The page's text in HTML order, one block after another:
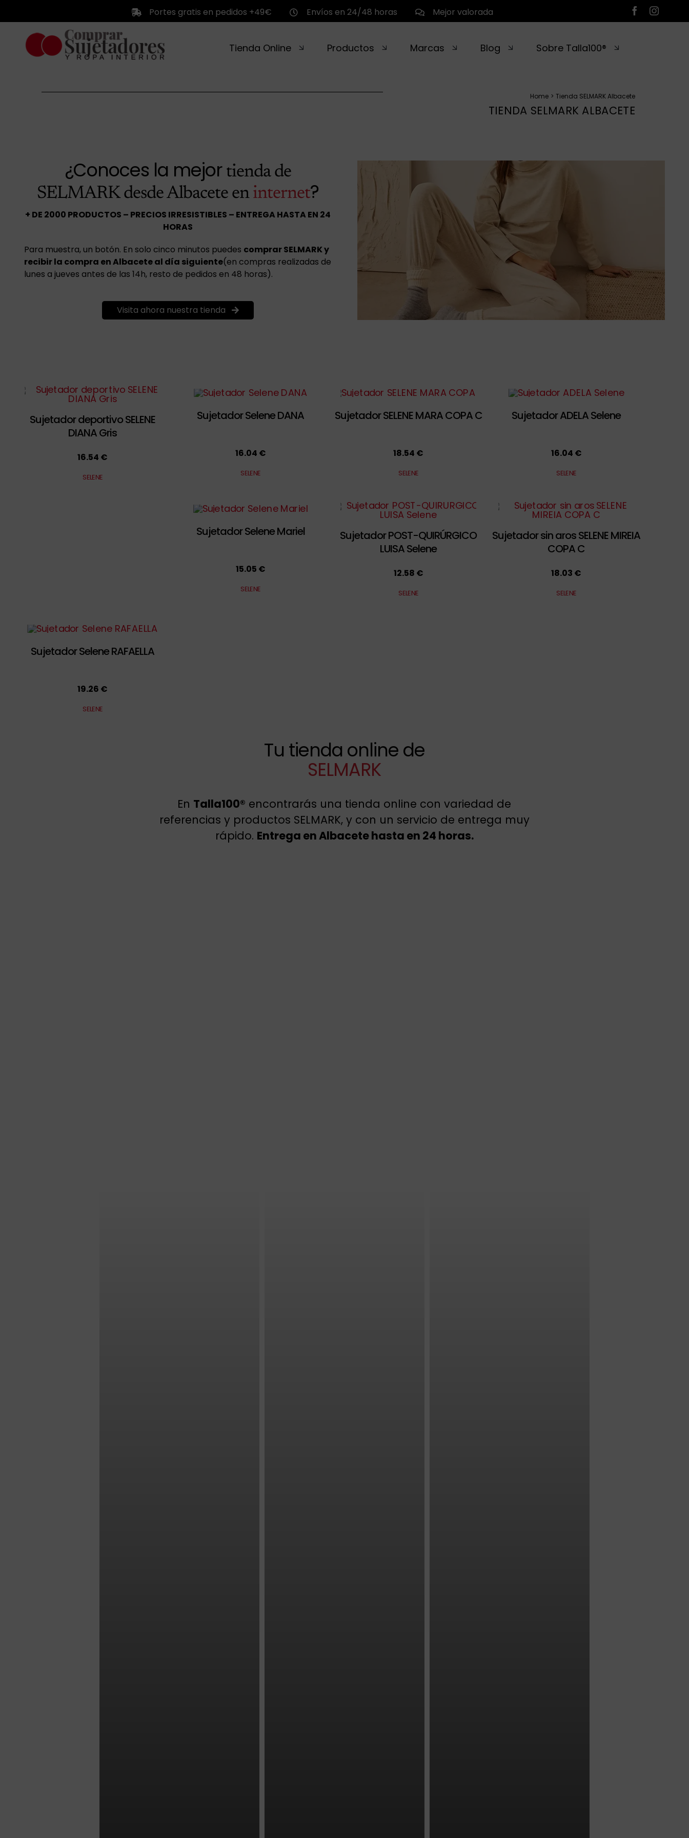
contenido
Portes gratis en pedidos +49€ Envíos en 24/48 horas Mejor valorada
Tienda Online Productos Marcas Blog Sobre Talla100®
Home Tienda SELMARK Albacete
TIENDA SELMARK ALBACETE
¿Conoces la mejor tienda de
SELMARK desde Albacete en internet?
+ DE 2000 PRODUCTOS – PRECIOS IRRESISTIBLES – ENTREGA HASTA EN 24
HORAS
Para muestra, un botón. En solo cinco minutos puedes comprar SELMARK y
recibir la compra en Albacete al día siguiente(en compras realizadas de
lunes a jueves antes de las 14h, resto de pedidos en 48 horas).
Visita ahora nuestra tienda
Sujetador deportivo SELENE
DIANA Gris
16.54 €
SELENE
Sujetador Selene DANA
16.04 €
SELENE
Sujetador SELENE MARA COPA C
18.54 €
SELENE
Sujetador ADELA Selene
16.04 €
SELENE
Sujetador Selene Mariel
15.05 €
SELENE
Sujetador POST-QUIRÚRGICO
LUISA Selene
12.58 €
SELENE
Sujetador sin aros SELENE MIREIA
COPA C
18.03 €
SELENE
Sujetador Selene RAFAELLA
19.26 €
SELENE
Tu tienda online de
SELMARK
En Talla100® encontrarás una tienda online con variedad de
referencias y productos SELMARK, y con un servicio de entrega muy
rápido. Entrega en Albacete hasta en 24 horas.